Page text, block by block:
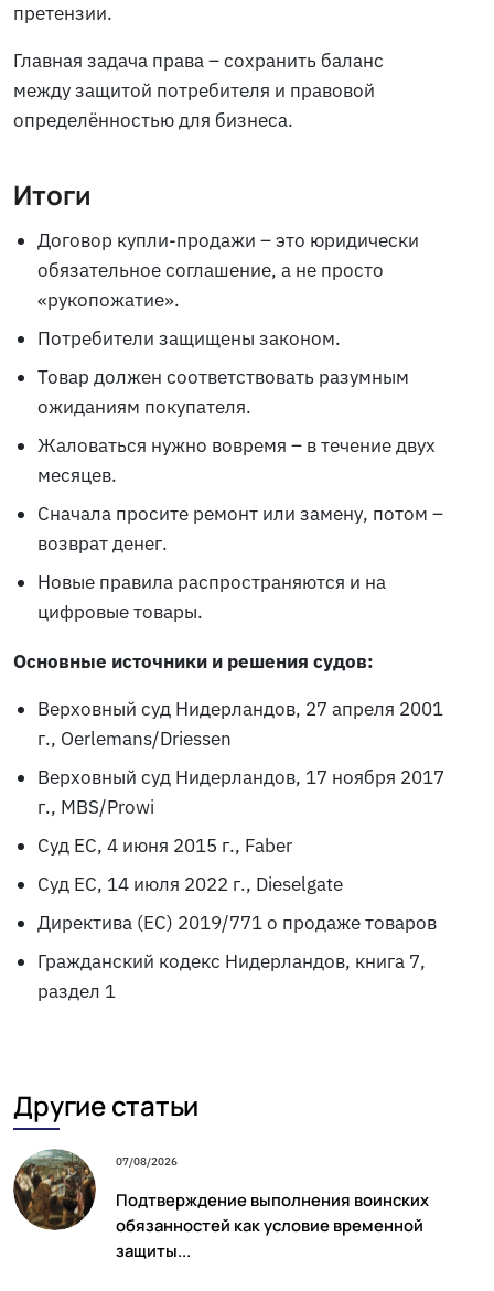
претензии.
Главная задача права – сохранить баланс
между защитой потребителя и правовой
определённостью для бизнеса.
Итоги
Договор купли-продажи – это юридически
обязательное соглашение, а не просто
«рукопожатие».
Потребители защищены законом.
Товар должен соответствовать разумным
ожиданиям покупателя.
Жаловаться нужно вовремя – в течение двух
месяцев.
Сначала просите ремонт или замену, потом –
возврат денег.
Новые правила распространяются и на
цифровые товары.
Основные источники и решения судов:
Верховный суд Нидерландов, 27 апреля 2001
г., Oerlemans/Driessen
Верховный суд Нидерландов, 17 ноября 2017
г., MBS/Prowi
Суд ЕС, 4 июня 2015 г., Faber
Суд ЕС, 14 июля 2022 г., Dieselgate
Директива (ЕС) 2019/771 о продаже товаров
Гражданский кодекс Нидерландов, книга 7,
раздел 1
Другие статьи
07/08/2026
Подтверждение выполнения воинских
обязанностей как условие временной
защиты...